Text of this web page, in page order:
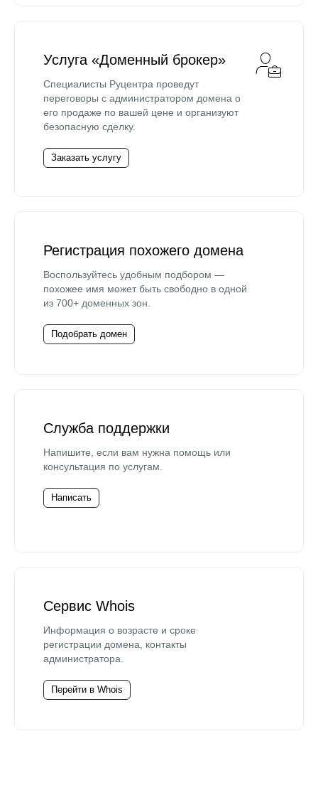
Услуга «Доменный брокер»
Специалисты Руцентра проведут
переговоры с администратором домена о
его продаже по вашей цене и организуют
безопасную сделку.
Заказать услугу
Регистрация похожего домена
Воспользуйтесь удобным подбором —
похожее имя может быть свободно в одной
из 700+ доменных зон.
Подобрать домен
Служба поддержки
Напишите, если вам нужна помощь или
консультация по услугам.
Написать
Сервис Whois
Информация о возрасте и сроке
регистрации домена, контакты
администратора.
Перейти в Whois